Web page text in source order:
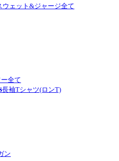
ウェット&ジャージ全て
全て
長袖Tシャツ(ロンT)
ン